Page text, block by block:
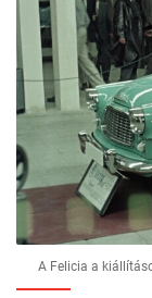
A Felicia a